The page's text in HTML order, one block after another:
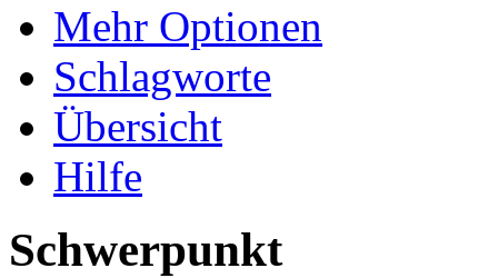
Mehr Optionen
Schlagworte
Übersicht
Hilfe
Schwerpunkt